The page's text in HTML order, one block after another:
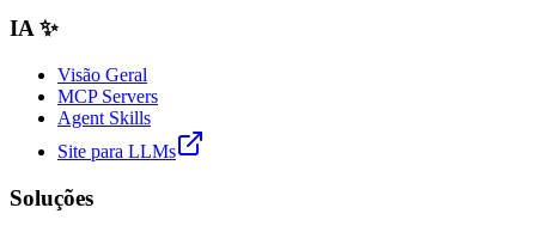
IA ✨
Visão Geral
MCP Servers
Agent Skills
Site para LLMs
Soluções